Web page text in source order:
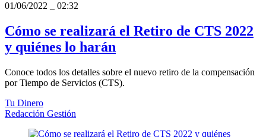
01/06/2022
02:32
Cómo se realizará el Retiro de CTS 2022
y quiénes lo harán
Conoce todos los detalles sobre el nuevo retiro de la compensación
por Tiempo de Servicios (CTS).
Tu Dinero
Redacción Gestión